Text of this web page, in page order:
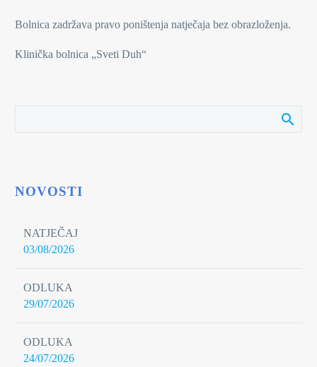
Bolnica zadržava pravo poništenja natječaja bez obrazloženja.
Klinička bolnica „Sveti Duh“
NOVOSTI
NATJEČAJ
03/08/2026
ODLUKA
29/07/2026
ODLUKA
24/07/2026